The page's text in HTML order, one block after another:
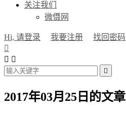
关注我们
微慑网
Hi, 请登录 我要注册
找回密码

 

2017年03月25日的文章